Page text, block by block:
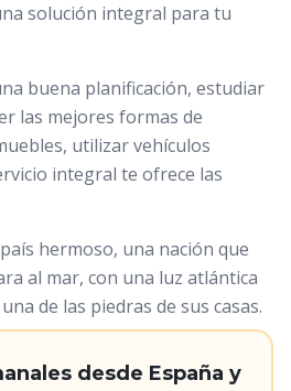
solución integral para tu
buena planificación, estudiar
las mejores formas de
utilizar vehículos
integral te ofrece las
hermoso, una nación que
al mar, con una luz atlántica
de las piedras de sus casas.
desde España y